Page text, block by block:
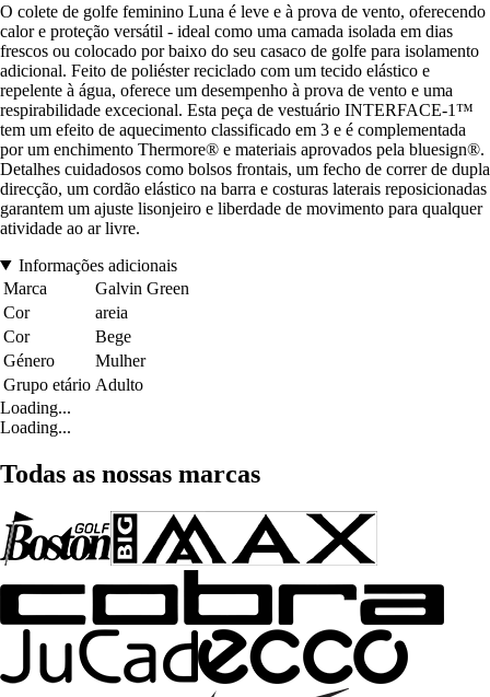
O colete de golfe feminino Luna é leve e à prova de vento, oferecendo
calor e proteção versátil - ideal como uma camada isolada em dias
frescos ou colocado por baixo do seu casaco de golfe para isolamento
adicional. Feito de poliéster reciclado com um tecido elástico e
repelente à água, oferece um desempenho à prova de vento e uma
respirabilidade excecional. Esta peça de vestuário INTERFACE-1™
tem um efeito de aquecimento classificado em 3 e é complementada
por um enchimento Thermore® e materiais aprovados pela bluesign®.
Detalhes cuidadosos como bolsos frontais, um fecho de correr de dupla
direcção, um cordão elástico na barra e costuras laterais reposicionadas
garantem um ajuste lisonjeiro e liberdade de movimento para qualquer
atividade ao ar livre.
Informações adicionais
Marca
Galvin Green
Cor
areia
Cor
Bege
Género
Mulher
Grupo etário Adulto
Loading...
Loading...
Todas as nossas marcas